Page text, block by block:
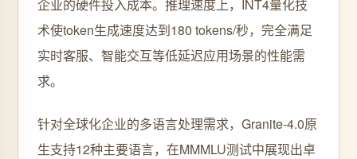
企业的硬件投入成本。推理速度上，INT4量化技
术使token生成速度达到180 tokens/秒，完全满足
实时客服、智能交互等低延迟应用场景的性能需
求。
针对全球化企业的多语言处理需求，Granite-4.0原
生支持12种主要语言，在MMMLU测试中展现出卓